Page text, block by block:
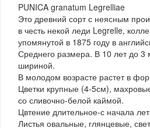
PUNICA granatum Legrelliae
Это древний сорт с неясным
в честь некой леди Legrelle,
упомянутой в 1875 году в
Среднего размера. В 10 лет до 3
шириной.
В молодом возрасте растет в
Цветки крупные (4-5см),
со сливочно-белой каймой.
Цвтение длительное-с начала
Листья овальные, глянцевые,